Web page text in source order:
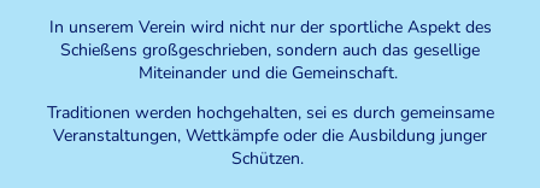
In unserem Verein wird nicht nur der sportliche Aspekt des
Schießens großgeschrieben, sondern auch das gesellige
Miteinander und die Gemeinschaft.
Traditionen werden hochgehalten, sei es durch gemeinsame
Veranstaltungen, Wettkämpfe oder die Ausbildung junger
Schützen.